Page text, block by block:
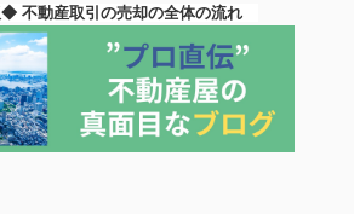
不動産取引の売却の全体の流れ